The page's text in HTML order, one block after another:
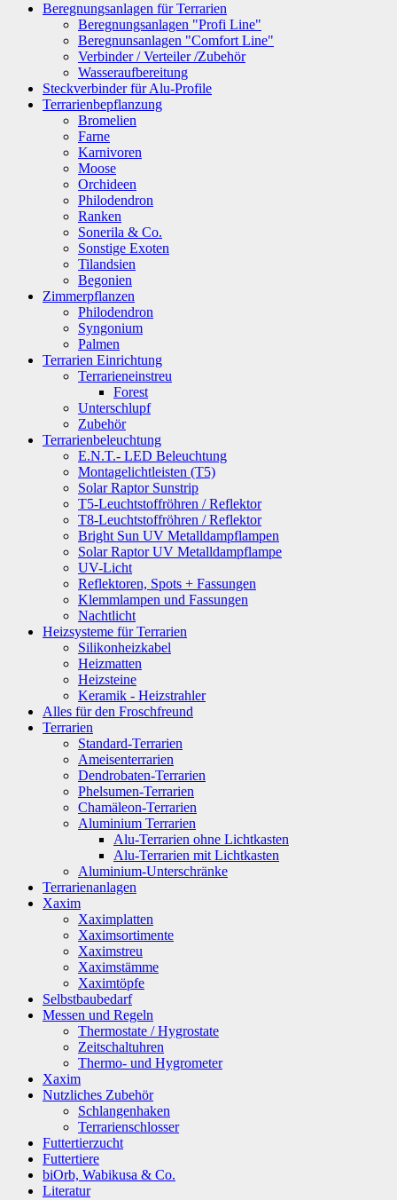
Beregnungsanlagen für Terrarien
Beregnungsanlagen "Profi Line"
Beregnunsanlagen "Comfort Line"
Verbinder / Verteiler /Zubehör
Wasseraufbereitung
Steckverbinder für Alu-Profile
Terrarienbepflanzung
Bromelien
Farne
Karnivoren
Moose
Orchideen
Philodendron
Ranken
Sonerila & Co.
Sonstige Exoten
Tilandsien
Begonien
Zimmerpflanzen
Philodendron
Syngonium
Palmen
Terrarien Einrichtung
Terrarieneinstreu
Forest
Unterschlupf
Zubehör
Terrarienbeleuchtung
E.N.T.- LED Beleuchtung
Montagelichtleisten (T5)
Solar Raptor Sunstrip
T5-Leuchtstoffröhren / Reflektor
T8-Leuchtstoffröhren / Reflektor
Bright Sun UV Metalldampflampen
Solar Raptor UV Metalldampflampe
UV-Licht
Reflektoren, Spots + Fassungen
Klemmlampen und Fassungen
Nachtlicht
Heizsysteme für Terrarien
Silikonheizkabel
Heizmatten
Heizsteine
Keramik - Heizstrahler
Alles für den Froschfreund
Terrarien
Standard-Terrarien
Ameisenterrarien
Dendrobaten-Terrarien
Phelsumen-Terrarien
Chamäleon-Terrarien
Aluminium Terrarien
Alu-Terrarien ohne Lichtkasten
Alu-Terrarien mit Lichtkasten
Aluminium-Unterschränke
Terrarienanlagen
Xaxim
Xaximplatten
Xaximsortimente
Xaximstreu
Xaximstämme
Xaximtöpfe
Selbstbaubedarf
Messen und Regeln
Thermostate / Hygrostate
Zeitschaltuhren
Thermo- und Hygrometer
Xaxim
Nutzliches Zubehör
Schlangenhaken
Terrarienschlosser
Futtertierzucht
Futtertiere
biOrb, Wabikusa & Co.
Literatur